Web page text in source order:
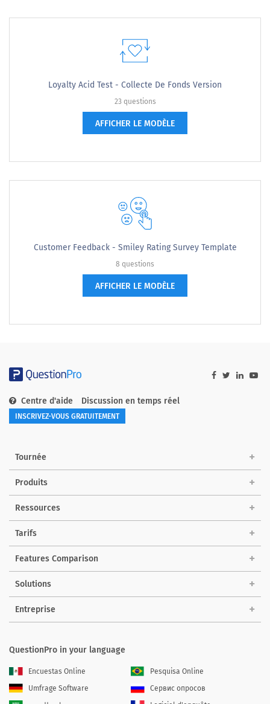
Loyalty Acid Test - Collecte De Fonds Version
23 questions
AFFICHER LE MODÈLE
Customer Feedback - Smiley Rating Survey Template
8 questions
AFFICHER LE MODÈLE
Centre d'aide Discussion en temps réel
INSCRIVEZ-VOUS GRATUITEMENT
Tournée
Produits
Ressources
Tarifs
Features Comparison
Solutions
Entreprise
QuestionPro in your language
Encuestas Online
Pesquisa Online
Umfrage Software
Сервис опросов